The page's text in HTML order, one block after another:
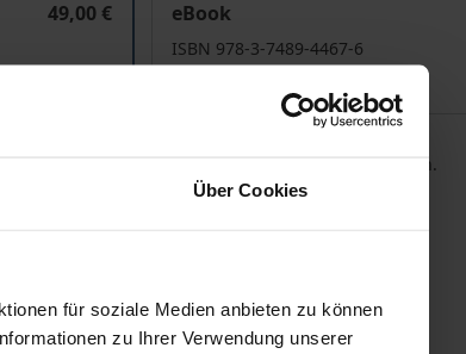
Über Cookies
für soziale Medien anbieten zu können
zu Ihrer Verwendung unserer
49,00 €
eBook
ISBN 978-3-7489-4467-6
Lieferadresse kann die MwSt. an der Kasse variieren.